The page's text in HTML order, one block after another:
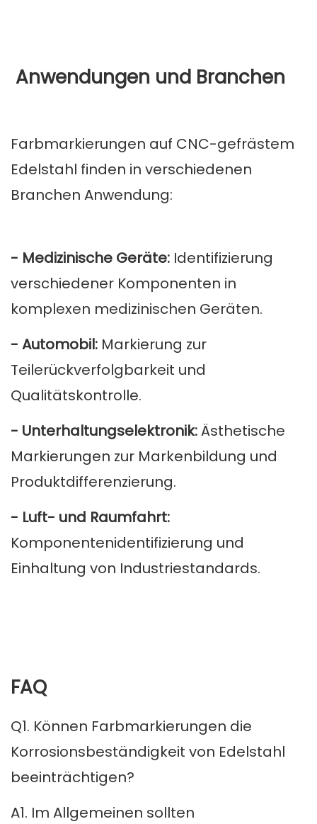
Anwendungen und Branchen
Farbmarkierungen auf CNC-gefrästem
Edelstahl finden in verschiedenen
Branchen Anwendung:
- Medizinische Geräte: Identifizierung
verschiedener Komponenten in
komplexen medizinischen Geräten.
- Automobil: Markierung zur
Teilerückverfolgbarkeit und
Qualitätskontrolle.
- Unterhaltungselektronik:Ästhetische
Markierungen zur Markenbildung und
Produktdifferenzierung.
- Luft- und Raumfahrt:
Komponentenidentifizierung und
Einhaltung von Industriestandards.
FAQ
Q1. Können Farbmarkierungen die
Korrosionsbeständigkeit von Edelstahl
beeinträchtigen?
A1. Im Allgemeinen sollten